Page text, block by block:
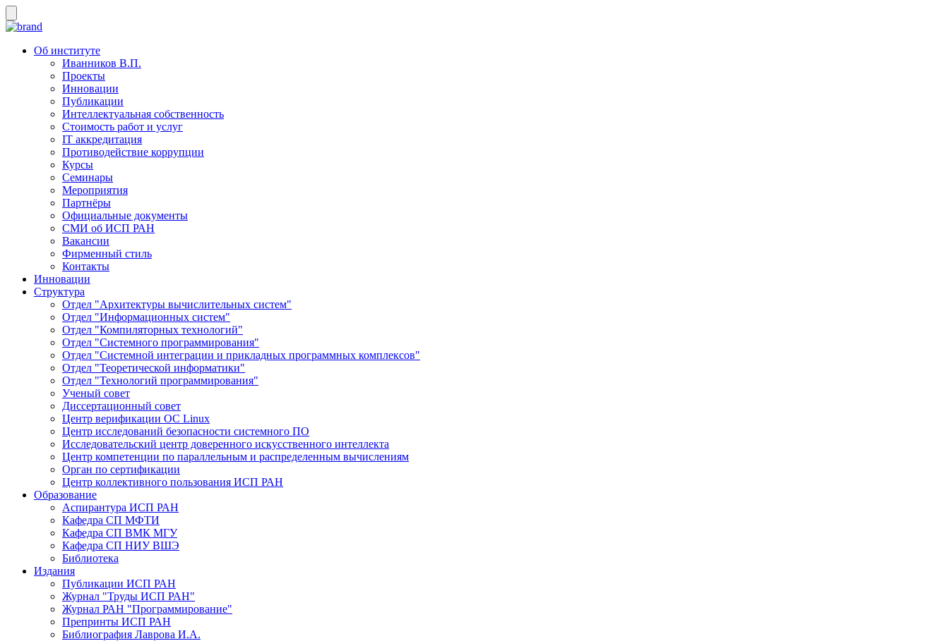
Об институте
Иванников В.П.
Проекты
Инновации
Публикации
Интеллектуальная собственность
Стоимость работ и услуг
IT аккредитация
Противодействие коррупции
Курсы
Семинары
Мероприятия
Партнёры
Официальные документы
СМИ об ИСП РАН
Вакансии
Фирменный стиль
Контакты
Инновации
Структура
Отдел "Архитектуры вычислительных систем"
Отдел "Информационных систем"
Отдел "Компиляторных технологий"
Отдел "Системного программирования"
Отдел "Системной интеграции и прикладных программных комплексов"
Отдел "Теоретической информатики"
Отдел "Технологий программирования"
Ученый совет
Диссертационный совет
Центр верификации ОС Linux
Центр исследований безопасности системного ПО
Исследовательский центр доверенного искусственного интеллекта
Центр компетенции по параллельным и распределенным вычислениям
Орган по сертификации
Центр коллективного пользования ИСП РАН
Образование
Аспирантура ИСП РАН
Кафедра СП МФТИ
Кафедра СП ВМК МГУ
Кафедра СП НИУ ВШЭ
Библиотека
Издания
Публикации ИСП РАН
Журнал "Труды ИСП РАН"
Журнал РАН "Программирование"
Препринты ИСП РАН
Библиография Лаврова И.А.